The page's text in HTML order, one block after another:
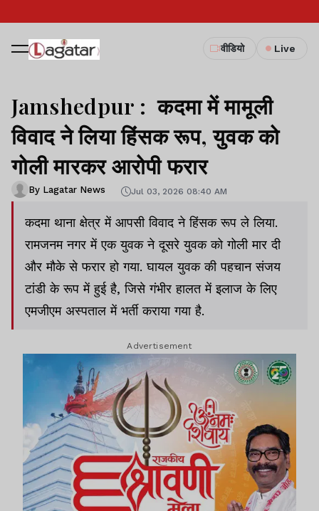
वीडियो Live
Jamshedpur : कदमा में मामूली
विवाद ने लिया हिंसक रूप, युवक को
गोली मारकर आरोपी फरार
By Lagatar News Jul 03, 2026 08:40 AM
कदमा थाना क्षेत्र में आपसी विवाद ने हिंसक रूप ले लिया.
रामजनम नगर में एक युवक ने दूसरे युवक को गोली मार दी
और मौके से फरार हो गया. घायल युवक की पहचान संजय
टांडी के रूप में हुई है, जिसे गंभीर हालत में इलाज के लिए
एमजीएम अस्पताल में भर्ती कराया गया है.
Advertisement